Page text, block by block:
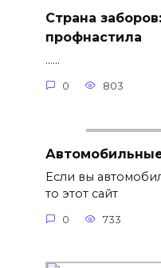
Страна
профнастила
......
0 803
Если вы
то этот сайт
0 733